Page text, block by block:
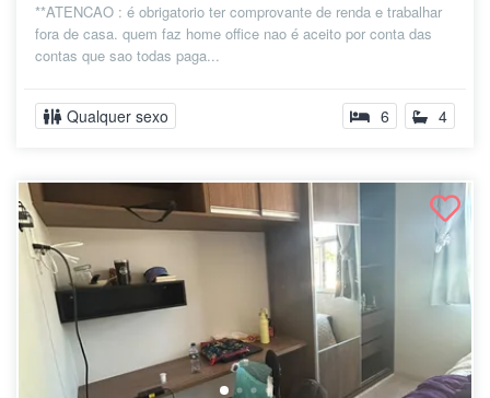
**ATENCAO : é obrigatorio ter comprovante de renda e trabalhar
fora de casa. quem faz home office nao é aceito por conta das
contas que sao todas paga...
Qualquer sexo 6 4